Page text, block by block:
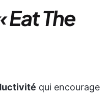
The
qui encourage